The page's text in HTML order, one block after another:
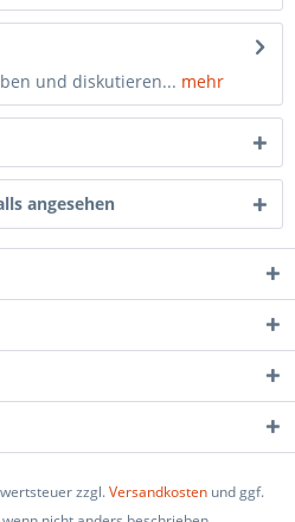
und diskutieren... mehr
angesehen
zzgl.Versandkosten und ggf.